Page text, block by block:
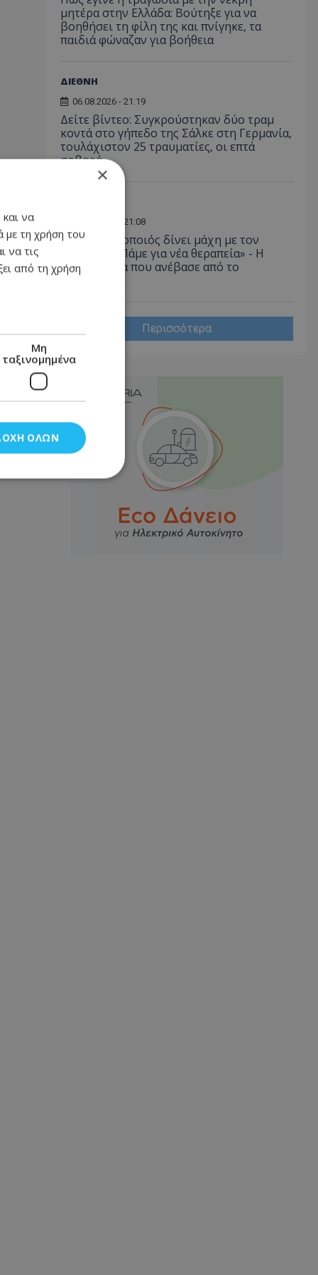
μητέρα στην Ελλάδα: Βούτηξε για να
βοηθήσει τη φίλη της και πνίγηκε, τα
παιδιά φώναζαν για βοήθεια
ΔΙΕΘΝΗ
06.08.2026 - 21:19
Δείτε βίντεο: Συγκρούστηκαν δύο τραμ
κοντά στο γήπεδο της Σάλκε στη Γερμανία,
τουλάχιστον 25 τραυματίες, οι επτά
σοβαρά
06.08.2026 - 21:08
Έλληνας ηθοποιός δίνει μάχη με τον
καρκίνο - «Πάμε για νέα θεραπεία» - Η
φωτογραφία που ανέβασε από το
νοσοκομείο
Περισσότερα
×
και να
με τη χρήση του
να τις
από τη χρήση
Μη
ταξινομημένα
ΌΛΩΝ
και τη
cookies.
και
σύμφωνα με τον
από το
και τις
δεδομένα
του
τους.
με τον τρόπο